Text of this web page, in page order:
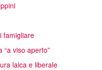
famigliare
viso aperto”
laica e liberale